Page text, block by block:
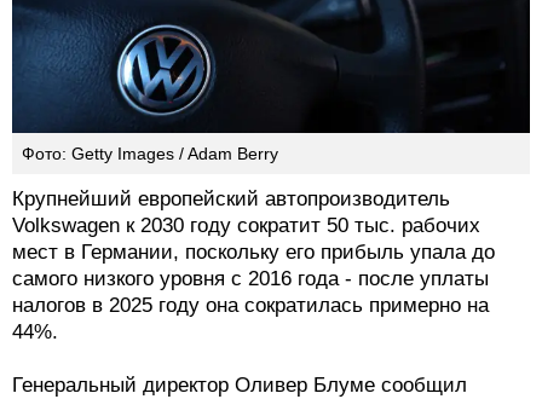
Фото: Getty Images / Adam Berry
Крупнейший европейский автопроизводитель
Volkswagen к 2030 году сократит 50 тыс. рабочих
мест в Германии, поскольку его прибыль упала до
самого низкого уровня с 2016 года - после уплаты
налогов в 2025 году она сократилась примерно на
44%.
Генеральный директор Оливер Блуме сообщил